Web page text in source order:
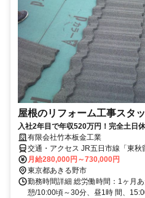
屋根のリフォーム工事スタ
入社2年目で年収520万円！完全土日
有限会社竹本板金工業
交通・アクセス JR五日市線「東秋
月給280,000円～730,000円
東京都あきる野市
勤務時間詳細 総労働時間：1ヶ月
憩/10:00頃～30分、昼1時 間、